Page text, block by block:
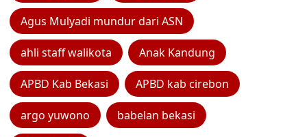
Agus Mulyadi mundur dari ASN
ahli staff walikota Anak Kandung
APBD Kab Bekasi APBD kab cirebon
argo yuwono babelan bekasi